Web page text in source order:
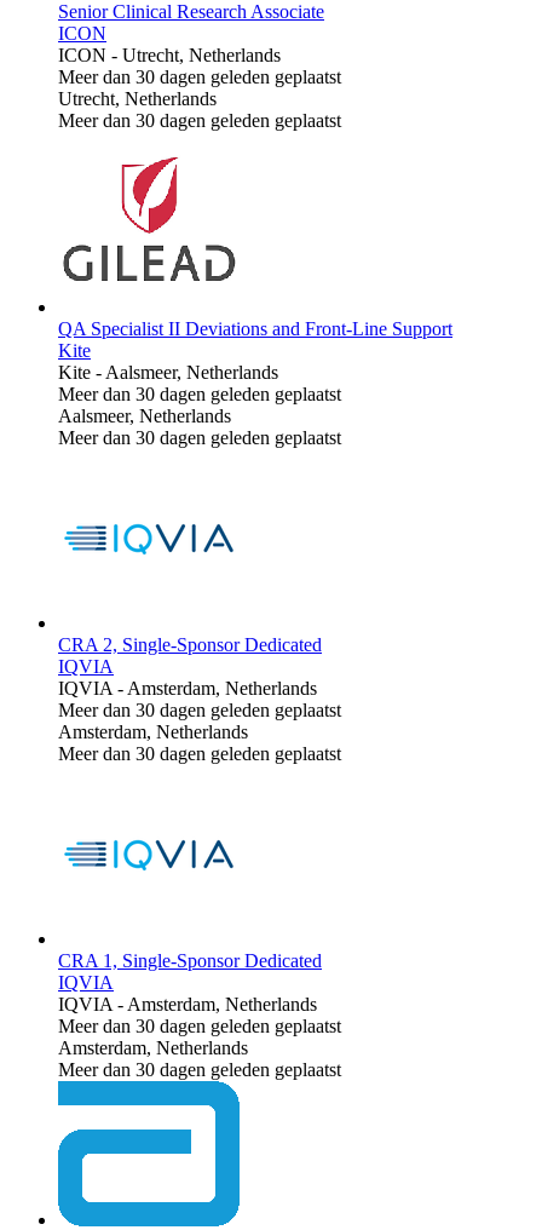
Senior Clinical Research Associate
ICON
ICON - Utrecht, Netherlands
Meer dan 30 dagen geleden geplaatst
Utrecht, Netherlands
Meer dan 30 dagen geleden geplaatst
QA Specialist II Deviations and Front-Line Support
Kite
Kite -Aalsmeer, Netherlands
Meer dan 30 dagen geleden geplaatst
Aalsmeer, Netherlands
Meer dan 30 dagen geleden geplaatst
CRA 2, Single-Sponsor Dedicated
IQVIA
IQVIA-Amsterdam, Netherlands
Meer dan 30 dagen geleden geplaatst
Amsterdam, Netherlands
Meer dan 30 dagen geleden geplaatst
CRA 1, Single-Sponsor Dedicated
IQVIA
IQVIA-Amsterdam, Netherlands
Meer dan 30 dagen geleden geplaatst
Amsterdam, Netherlands
Meer dan 30 dagen geleden geplaatst